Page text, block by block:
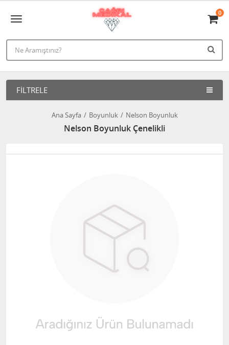
0
FILTRELE
Ana Sayfa Boyunluk Nelson Boyunluk
Nelson Boyunluk Çenelikli